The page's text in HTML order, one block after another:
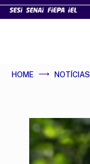
HOME NOTÍCIAS